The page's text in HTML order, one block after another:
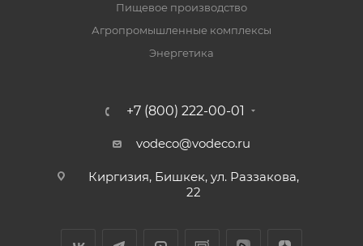
Пищевое производство
Агропромышленные комплексы
Энергетика
+7 (800) 222-00-01
vodeco@vodeco.ru
Киргизия, Бишкек, ул. Раззакова,
22